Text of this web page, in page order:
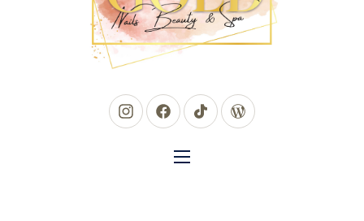
New Window
New Window
New WindowNew Window
NAVIGATION